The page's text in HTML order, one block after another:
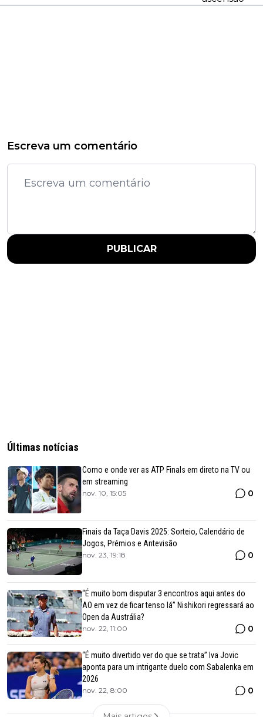
Escreva um comentário
PUBLICAR
Últimas notícias
Como e onde ver as ATP Finals em direto na TV ou
em streaming
nov. 10, 15:05 0
Finais da Taça Davis 2025: Sorteio, Calendário de
Jogos, Prémios e Antevisão
nov. 23, 19:18 0
“É muito bom disputar 3 encontros aqui antes do
AO em vez de ficar tenso lá” Nishikori regressará ao
Open da Austrália?
nov. 22, 11:00 0
“É muito divertido ver do que se trata” Iva Jovic
aponta para um intrigante duelo com Sabalenka em
2026
nov. 22, 8:00 0